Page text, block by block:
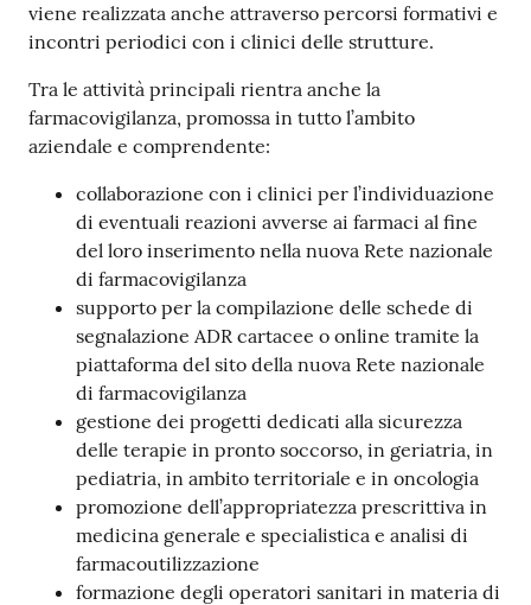
Costruiamo
Salute
Novità
Scuole
Imprese
ed Enti
Seguici
viene realizzata anche attraverso percorsi formativi e
incontri periodici con i clinici delle strutture.
Tra le attività principali rientra anche la
farmacovigilanza, promossa in tutto l’ambito
aziendale e comprendente:
collaborazione con i clinici per l’individuazione
di eventuali reazioni avverse ai farmaci al fine
del loro inserimento nella nuova Rete nazionale
di farmacovigilanza
supporto per la compilazione delle schede di
segnalazione ADR cartacee o online tramite la
piattaforma del sito della nuova Rete nazionale
di farmacovigilanza
gestione dei progetti dedicati alla sicurezza
delle terapie in pronto soccorso, in geriatria, in
pediatria, in ambito territoriale e in oncologia
promozione dell’appropriatezza prescrittiva in
medicina generale e specialistica e analisi di
farmacoutilizzazione
formazione degli operatori sanitari in materia di